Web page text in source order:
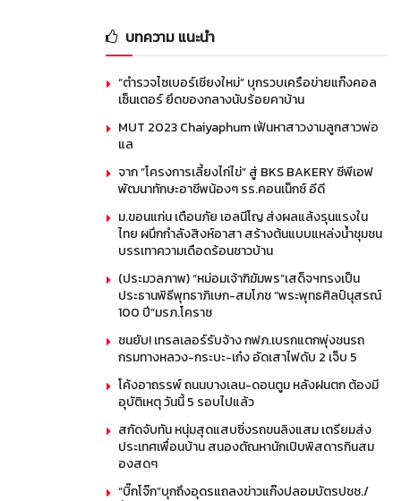
บทความ แนะนำ
“ตำรวจไซเบอร์เชียงใหม่” บุกรวบเครือข่ายแก๊งคอล
เซ็นเตอร์ ยึดของกลางนับร้อยคาบ้าน
MUT 2023 Chaiyaphum เฟ้นหาสาวงามลูกสาวพ่อ
แล
จาก “โครงการเลี้ยงไก่ไข่” สู่ BKS BAKERY ซีพีเอฟ
พัฒนาทักษะอาชีพน้องๆ รร.คอนเน็กซ์ อีดี
ม.ขอนแก่น เตือนภัย เอลนีโญ ส่งผลแล้งรุนแรงใน
ไทย ผนึกกำลังสิงห์อาสา สร้างต้นแบบแหล่งน้ำชุมชน
บรรเทาความเดือดร้อนชาวบ้าน
(ประมวลภาพ) “หม่อมเจ้าฑิฆัมพร”เสด็จฯทรงเป็น
ประธานพิธีพุทธาภิเษก-สมโภช “พระพุทธศิลป์นุสรณ์
100 ปี”มรภ.โคราช
ชนยับ! เทรลเลอร์รับจ้าง กฟภ.เบรกแตกพุ่งชนรถ
กรมทางหลวง-กระบะ-เก๋ง อัดเสาไฟดับ 2 เจ็บ 5
โค้งอาถรรพ์ ถนนบางเลน-ดอนตูม หลังฝนตก ต้องมี
อุบัติเหตุ วันนี้ 5 รอบไปแล้ว
สกัดจับทัน หนุ่มสุดแสบซิ่งรถขนลิงแสม เตรียมส่ง
ประเทศเพื่อนบ้าน สนองตัณหานักเปิบพิสดารกินสม
องสดๆ
“บิ๊กโจ๊ก”บุกถึงอุดรแถลงข่าวแก๊งปลอมบัตรปชช./